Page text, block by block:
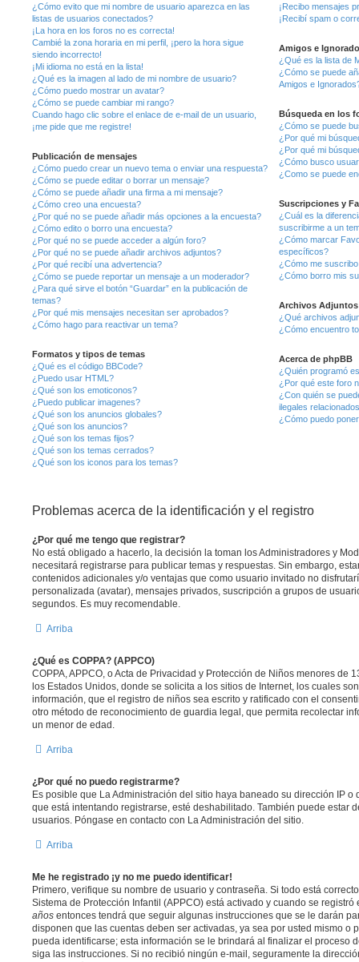
¿Cómo evito que mi nombre de usuario aparezca en las
listas de usuarios conectados?
¡La hora en los foros no es correcta!
Cambié la zona horaria en mi perfil, ¡pero la hora sigue
siendo incorrecto!
¡Mi idioma no está en la lista!
¿Qué es la imagen al lado de mi nombre de usuario?
¿Cómo puedo mostrar un avatar?
¿Cómo se puede cambiar mi rango?
Cuando hago clic sobre el enlace de e-mail de un usuario,
¡me pide que me registre!
Publicación de mensajes
¿Cómo puedo crear un nuevo tema o enviar una respuesta?
¿Cómo se puede editar o borrar un mensaje?
¿Cómo se puede añadir una firma a mi mensaje?
¿Cómo creo una encuesta?
¿Por qué no se puede añadir más opciones a la encuesta?
¿Cómo edito o borro una encuesta?
¿Por qué no se puede acceder a algún foro?
¿Por qué no se puede añadir archivos adjuntos?
¿Por qué recibí una advertencia?
¿Cómo se puede reportar un mensaje a un moderador?
¿Para qué sirve el botón “Guardar” en la publicación de
temas?
¿Por qué mis mensajes necesitan ser aprobados?
¿Cómo hago para reactivar un tema?
Formatos y tipos de temas
¿Qué es el código BBCode?
¿Puedo usar HTML?
¿Qué son los emoticonos?
¿Puedo publicar imagenes?
¿Qué son los anuncios globales?
¿Qué son los anuncios?
¿Qué son los temas fijos?
¿Qué son los temas cerrados?
¿Qué son los iconos para los temas?
¡Recibo mensajes
¡Recibí spam o
Amigos e
¿Qué es la lista de
¿Cómo se puede
Amigos e
Búsqueda en los
¿Cómo se puede
¿Por qué mi
¿Por qué mi
¿Cómo busco
¿Como se puede
Suscripciones y
¿Cuál es la
suscribirme a un
¿Cómo marcar
específicos?
¿Cómo me
¿Cómo borro mis
Archivos Adjuntos
¿Qué archivos
¿Cómo encuentro
Acerca de phpBB
¿Quién programó
¿Por qué este foro
¿Con quién se
ilegales
¿Cómo puedo
Problemas acerca de la identificación y el registro
¿Por qué me tengo que registrar?
No está obligado a hacerlo, la decisión la toman los Administradores y
necesitará registrarse para publicar temas y respuestas. Sin embargo,
contenidos adicionales y/o ventajas que como usuario invitado no
personalizada (avatar), mensajes privados, suscripción a grupos de
segundos. Es muy recomendable.
Arriba
¿Qué es COPPA? (APPCO)
COPPA, APPCO, o Acta de Privacidad y Protección de Niños menores de
los Estados Unidos, donde se solicita a los sitios de Internet, los cuales
información, que el registro de niños sea escrito y ratificado con el
otro método de reconocimiento de guardia legal, que permita recolectar
un menor de edad.
Arriba
¿Por qué no puedo registrarme?
Es posible que La Administración del sitio haya baneado su dirección IP
que está intentando registrarse, esté deshabilitado. También puede estar
usuarios. Póngase en contacto con La Administración del sitio.
Arriba
Me he registrado ¡y no me puedo identificar!
Primero, verifique su nombre de usuario y contraseña. Si todo está
Sistema de Protección Infantil (APPCO) está activado y cuando se
años entonces tendrá que seguir algunas instrucciones que se le darán
disponen que las cuentas deben ser activadas, ya sea por usted mismo o
pueda identificarse; esta información se le brindará al finalizar el proceso
siga las instrucciones. Si no recibió ningún e-mail, seguramente la